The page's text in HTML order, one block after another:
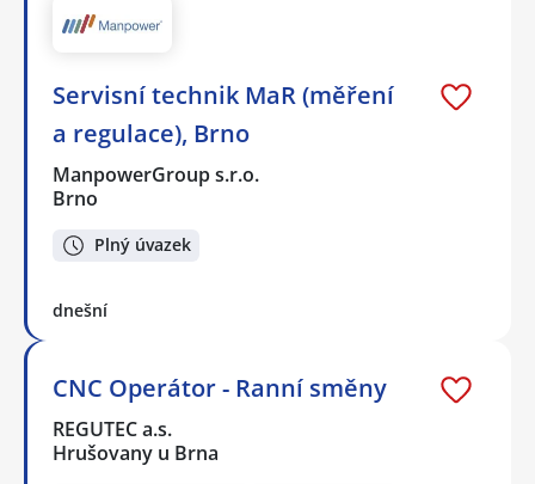
Servisní technik MaR (měření
a regulace), Brno
ManpowerGroup s.r.o.
Brno
Plný úvazek
dnešní
CNC Operátor - Ranní směny
REGUTEC a.s.
Hrušovany u Brna